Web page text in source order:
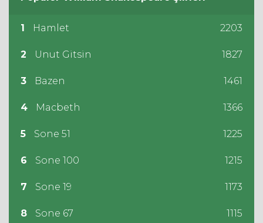
1 Hamlet 2203
2 Unut Gitsin 1827
3 Bazen 1461
4 Macbeth 1366
5 Sone 51 1225
6 Sone 100 1215
7 Sone 19 1173
8 Sone 67 1115